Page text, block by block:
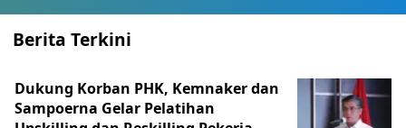
Berita Terkini
Dukung Korban PHK, Kemnaker dan
Sampoerna Gelar Pelatihan